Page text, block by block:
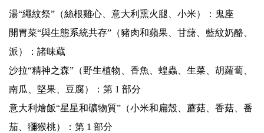
湯“繩紋祭”（絲根雞心、意大利熏火腿、小米）：鬼座
開胃菜“與生態系統共存”（豬肉和蘋果、甘藷、藍紋奶酪、
派）：諸味蔵
沙拉“精神之森”（野生植物、香魚、蝗蟲、生菜、胡蘿蔔、
南瓜、堅果、豆腐）：第 1 部分
意大利燴飯“星星和礦物質”（小米和扁殼、蘑菇、香菇、番
茄、獼猴桃）：第 1 部分